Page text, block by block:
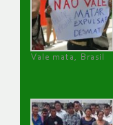
Vale mata, Brasil